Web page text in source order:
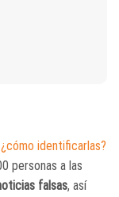
identificarlas?
personas a las
falsas, así